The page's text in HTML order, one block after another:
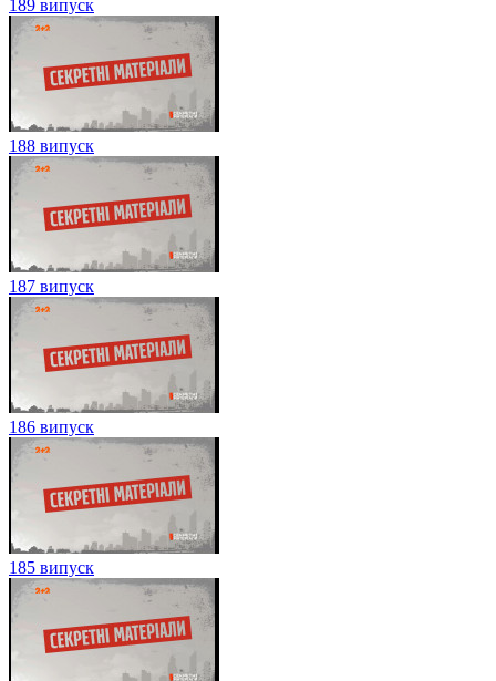
189 випуск
188 випуск
187 випуск
186 випуск
185 випуск